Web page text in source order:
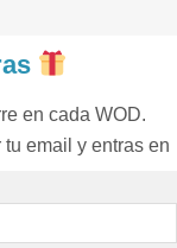
en cada WOD.
email y entras en